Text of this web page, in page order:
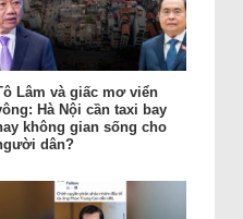
Lâm và giấc mơ viển
Hà Nội cần taxi bay
không gian sống cho
dân?